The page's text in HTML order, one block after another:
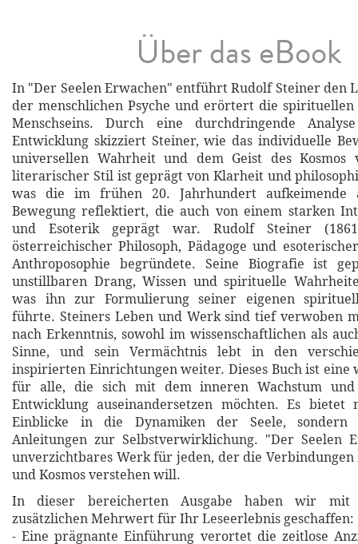
Über das eBook
In "Der Seelen Erwachen" entführt Rudolf Steiner den
der menschlichen Psyche und erörtert die spirituellen
Menschseins. Durch eine durchdringende
Entwicklung skizziert Steiner, wie das individuelle
universellen Wahrheit und dem Geist des Kosmos
literarischer Stil ist geprägt von Klarheit und
was die im frühen 20. Jahrhundert aufkeimende
Bewegung reflektiert, die auch von einem starken
und Esoterik geprägt war. Rudolf Steiner
österreichischer Philosoph, Pädagoge und
Anthroposophie begründete. Seine Biografie ist
unstillbaren Drang, Wissen und spirituelle
was ihn zur Formulierung seiner eigenen
führte. Steiners Leben und Werk sind tief verwoben
nach Erkenntnis, sowohl im wissenschaftlichen als
Sinne, und sein Vermächtnis lebt in den
inspirierten Einrichtungen weiter. Dieses Buch ist
für alle, die sich mit dem inneren Wachstum
Entwicklung auseinandersetzen möchten. Es
Einblicke in die Dynamiken der Seele, sondern
Anleitungen zur Selbstverwirklichung. "Der Seelen
unverzichtbares Werk für jeden, der die Verbindungen
und Kosmos verstehen will.
In dieser bereicherten Ausgabe haben wir mit
zusätzlichen Mehrwert für Ihr Leseerlebnis geschaffen:
- Eine prägnante Einführung verortet die zeitlose